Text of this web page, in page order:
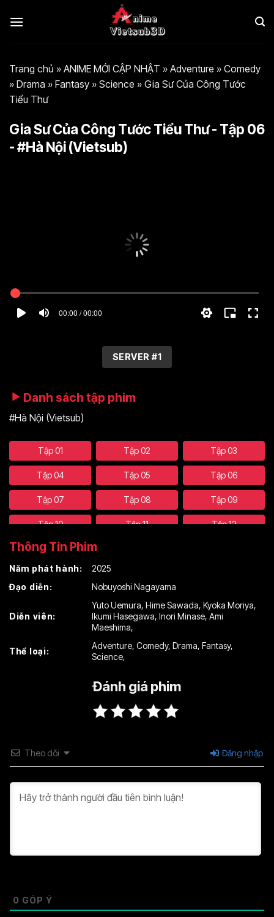
qua
Trang chủ » ANIME MỚI CẬP NHẬT » Adventure » Comedy
» Drama » Fantasy » Science » Gia Sư Của Công Tước
Tiểu Thư
Gia Sư Của Công Tước Tiểu Thư - Tập 06
- #Hà Nội (Vietsub)
00:00 / 00:00
SERVER #1
Danh sách tập phim
#Hà Nội (Vietsub)
Tập 01 Tập 02 Tập 03
Tập 04 Tập 05 Tập 06
Tập 07 Tập 08 Tập 09
Tập 10 Tập 11 Tập 12
Thông Tin Phim
Năm phát hành:
2025
Đạo diễn:
Nobuyoshi Nagayama
Diễn viên:
Yuto Uemura, Hime Sawada, Kyoka Moriya,
Ikumi Hasegawa, Inori Minase, Ami
Maeshima,
Thể loại:
Adventure, Comedy, Drama, Fantasy,
Science,
Đánh giá phim
Theo dõi Đăng nhập
0 GÓP Ý